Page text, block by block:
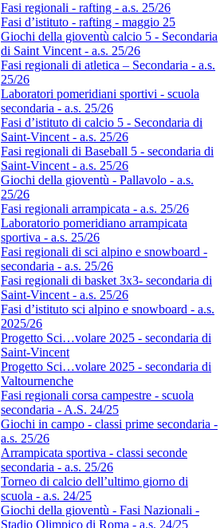
Fasi regionali - rafting - a.s. 25/26
Fasi d’istituto - rafting - maggio 25
Giochi della gioventù calcio 5 - Secondaria
di Saint Vincent - a.s. 25/26
Fasi regionali di atletica – Secondaria - a.s.
25/26
Laboratori pomeridiani sportivi - scuola
secondaria - a.s. 25/26
Fasi d’istituto di calcio 5 - Secondaria di
Saint-Vincent - a.s. 25/26
Fasi regionali di Baseball 5 - secondaria di
Saint-Vincent - a.s. 25/26
Giochi della gioventù - Pallavolo - a.s.
25/26
Fasi regionali arrampicata - a.s. 25/26
Laboratorio pomeridiano arrampicata
sportiva - a.s. 25/26
Fasi regionali di sci alpino e snowboard -
secondaria - a.s. 25/26
Fasi regionali di basket 3x3- secondaria di
Saint-Vincent - a.s. 25/26
Fasi d’istituto sci alpino e snowboard - a.s.
2025/26
Progetto Sci…volare 2025 - secondaria di
Saint-Vincent
Progetto Sci…volare 2025 - secondaria di
Valtournenche
Fasi regionali corsa campestre - scuola
secondaria - A.S. 24/25
Giochi in campo - classi prime secondaria -
a.s. 25/26
Arrampicata sportiva - classi seconde
secondaria - a.s. 25/26
Torneo di calcio dell’ultimo giorno di
scuola - a.s. 24/25
Giochi della gioventù - Fasi Nazionali -
Stadio Olimpico di Roma - a.s. 24/25